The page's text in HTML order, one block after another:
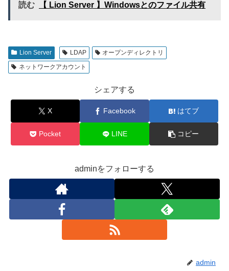
読む 【 Lion Server 】Windowsとのファイル共有
Lion Server LDAP
オープンディレクトリ
ネットワークアカウント
シェアする
X Facebook はてブ
Pocket LINE コピー
adminをフォローする
admin